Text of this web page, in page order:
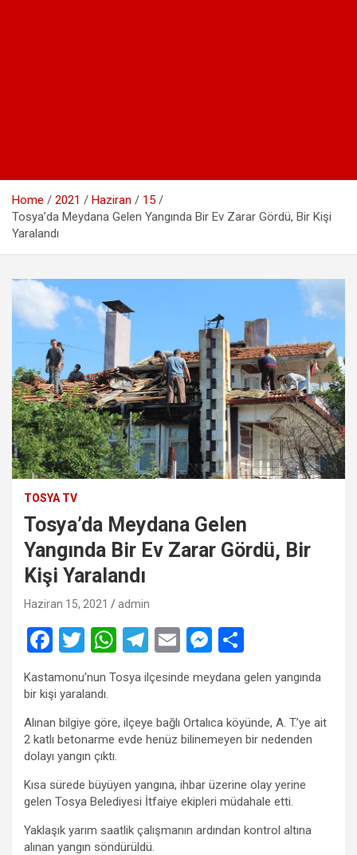
Home 2021 Haziran
15
Tosya’da Meydana Gelen Yangında Bir Ev Zarar Gördü, Bir Kişi
Yaralandı
TOSYA TV
Tosya’da Meydana Gelen
Yangında Bir Ev Zarar Gördü, Bir
Kişi Yaralandı
Haziran 15, 2021 admin
F
ce
b
o
o
k
T
wi
tt
er
W
at
s
A
p
T
e
gr
a
E
m
ail
M
es
se
n
g
h
ar
e
Kastamonu’nun Tosya ilçesinde meydana gelen yangında
bir kişi yaralandı.
Alınan bilgiye göre, ilçeye bağlı Ortalıca köyünde, A. T.’ye ait
2 katlı betonarme evde henüz bilinemeyen bir nedenden
dolayı yangın çıktı.
Kısa sürede büyüyen yangına, ihbar üzerine olay yerine
gelen Tosya Belediyesi İtfaiye ekipleri müdahale etti.
Yaklaşık yarım saatlik çalışmanın ardından kontrol altına
alınan yangın söndürüldü.